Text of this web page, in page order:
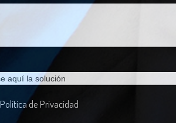
Política de Privacidad